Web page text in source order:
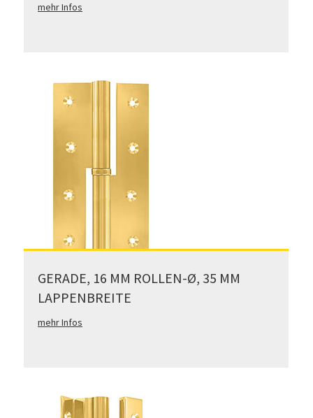
mehr Infos
GERADE, 16 MM ROLLEN-Ø, 35 MM
LAPPENBREITE
mehr Infos